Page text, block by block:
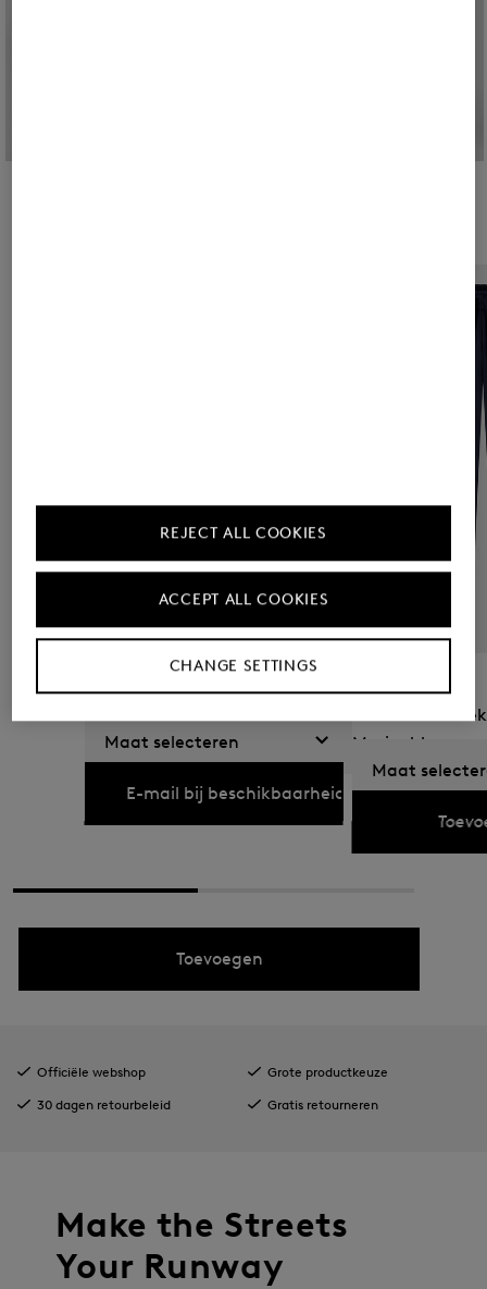
Filipo sweatjas in Marineblauw
€ 119,00
Momenteel niet beschikbaar
Maat selecteren
E-mail bij beschikbaarheid
FIRE+ICE
Fadi
Marineblauw
€ 99,00 € 160,00
Maat
Toevoegen
Officiële webshop
Grote productkeuze
30 dagen retourbeleid
Gratis retourneren
Make the Streets
Your Runway
CHANGE SETTINGS
REJECT ALL COOKIES
ACCEPT ALL COOKIES